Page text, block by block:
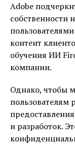
Adobe
собственности
контент
обучения ИИ
компании.
Однако, чтобы
пользователям
и разработок.